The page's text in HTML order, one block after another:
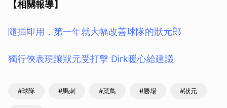
【相關報導】
隨插即用，第一年就大幅改善球隊的狀元郎
獨行俠表現讓狀元受打擊 Dirk暖心給建議
#球隊 #馬刺 #菜鳥 #勝場 #狀元